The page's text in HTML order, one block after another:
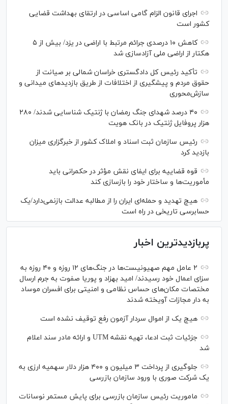
اجرای قانون الزام گامی اساسی در ارتقای بهداشت قضایی
کشور است
کاهش ۱۰ درصدی جرائم مرتبط با اراضی در یزد/ بیش از ۵
هکتار از اراضی ملی آزادسازی شد
تأکید رئیس کل دادگستری خراسان شمالی بر صیانت از
حقوق مردم و پیشگیری از اختلافات از طریق بازدید‌های میدانی و
سازش‌محوری
۴۰ درصد شهدای جنگ رمضان با ژنتیک شناسایی شدند/ ۲۸۰
هزار پروفایل ژنتیک در بانک هویت
رئیس سازمان ثبت اسناد و املاک کشور از خبرگزاری میزان
بازدید کرد
قوه قضاییه برای ایفای نقش مؤثر در حکمرانی باید
مأموریت‌ها و ساختار خود را بازسازی کند
هیچ تهدید و حمله‌ای ایران را از مطالبه عدالت بازنمی‌دارد/یک
حسابرسی تاریخی در راه است
پربازدیدترین اخبار
۲ عامل مهم صهیونیست‌ها در جنگ‌های ۱۲ روزه و ۴۰ روزه به
سزای اعمال خود رسیدند/ امید بهزاد و پوریا صفوت به جرم ارسال
مختصات مکان‌های حساس نظامی و امنیتی برای افسران موساد
به دار مجازات آویخته شدند
هیچ یک از اموال سردار آزمون رفع توقیف نشده است
جزئیات ثبت ادعا، تهیه نقشه UTM و ارائه مادر سند اعلام
شد
جلوگیری از پرداخت ۳ میلیون و ۴۰۰ هزار دلار سهمیه ارزی به
یک شرکت صوری با ورود سازمان بازرسی
ماموریت رئیس سازمان بازرسی برای پایش مستمر نوسانات